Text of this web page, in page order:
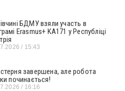
БДМУ взяли участь в
Erasmus+ KA171 у Республіці
15:43
завершена, але робота
починається!
16:16